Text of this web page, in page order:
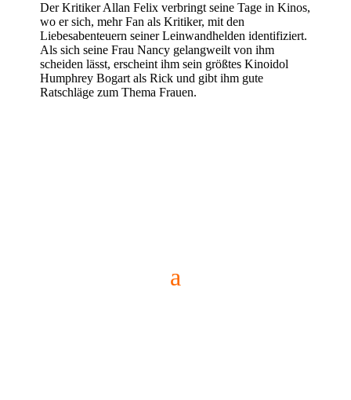
Der Kritiker Allan Felix verbringt seine Tage in Kinos,
wo er sich, mehr Fan als Kritiker, mit den
Liebesabenteuern seiner Leinwandhelden identifiziert.
Als sich seine Frau Nancy gelangweilt von ihm
scheiden lässt, erscheint ihm sein größtes Kinoidol
Humphrey Bogart als Rick und gibt ihm gute
Ratschläge zum Thema Frauen.